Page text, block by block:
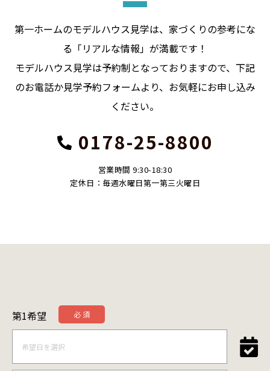
第一ホームのモデルハウス見学は、家づくりの参考にな
る「リアルな情報」が満載です！
モデルハウス見学は予約制となっておりますので、下記
のお電話か見学予約フォームより、お気軽にお申し込み
ください。
0178-25-8800
営業時間 9:30-18:30
定休日：毎週水曜日第一第三火曜日
第1希望